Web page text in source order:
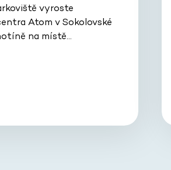
vyroste
Atom v Sokolovské
na místě…